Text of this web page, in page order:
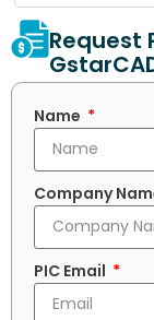
Request
Name
Company
PIC Email